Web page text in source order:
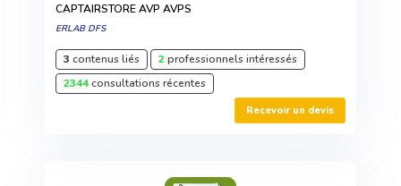
CAPTAIRSTORE AVP AVPS
ERLAB DFS
3 contenus liés 2professionnels intéressés
2344consultations récentes
Recevoir un devis